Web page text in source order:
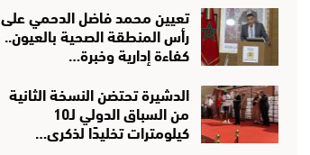
تعيين محمد فاضل الدحمي على
رأس المنطقة الصحية بالعيون..
كفاءة إدارية وخبرة…
الدشيرة تحتضن النسخة الثانية
من السباق الدولي لـ10
كيلومترات تخليدًا لذكرى…